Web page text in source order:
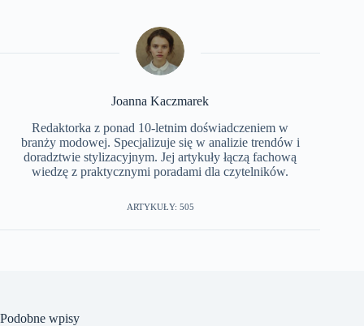
Joanna Kaczmarek
Redaktorka z ponad 10-letnim doświadczeniem w
branży modowej. Specjalizuje się w analizie trendów i
doradztwie stylizacyjnym. Jej artykuły łączą fachową
wiedzę z praktycznymi poradami dla czytelników.
ARTYKUŁY: 505
Podobne wpisy